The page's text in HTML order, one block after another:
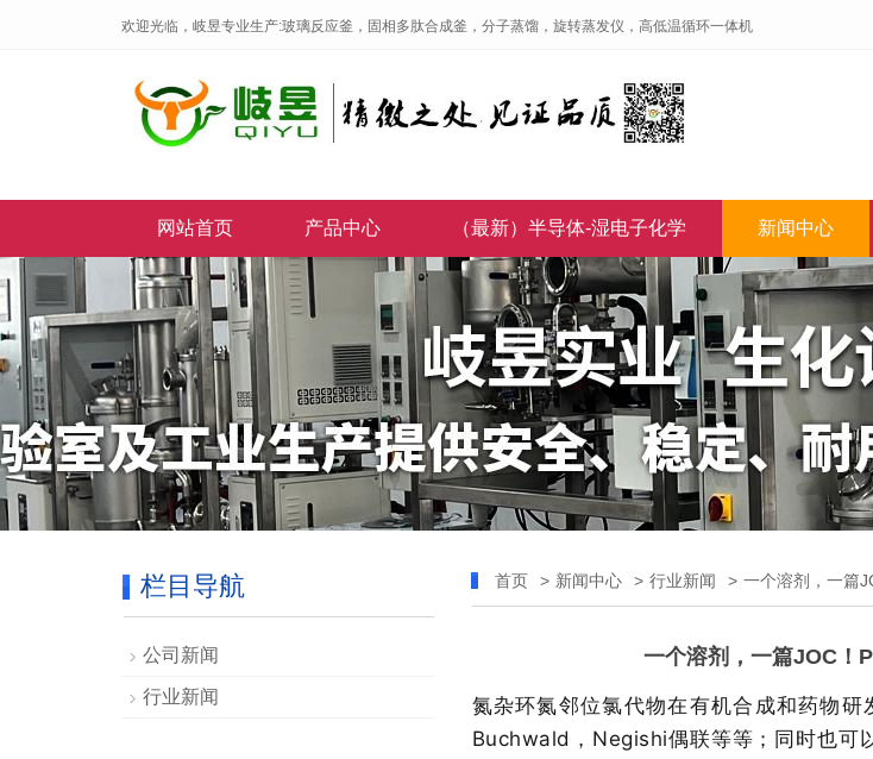
欢迎光临，岐昱专业生产:玻璃反应釜，固相多肽合成釜，分子蒸馏，旋转蒸发仪，高低温循环一体机
网站首页 产品中心 （最新）半导体-湿电子化学 新闻中心
首页 > 新闻中心 > 行业新闻 > 一个溶剂，一篇
一个溶剂，一篇JOC！
氮杂环氮邻位氯代物在有机合成和药物
Buchwald，Negishi偶联等等；同时也可
栏目导航
公司新闻
行业新闻